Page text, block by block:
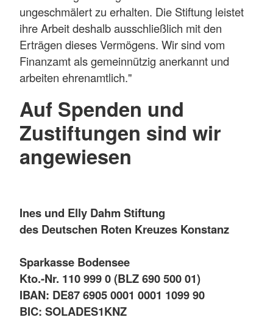
ungeschmälert zu erhalten. Die Stiftung leistet
ihre Arbeit deshalb ausschließlich mit den
Erträgen dieses Vermögens. Wir sind vom
Finanzamt als gemeinnützig anerkannt und
arbeiten ehrenamtlich."
Auf Spenden und
Zustiftungen sind wir
angewiesen
Ines und Elly Dahm Stiftung
des Deutschen Roten Kreuzes Konstanz
Sparkasse Bodensee
Kto.-Nr. 110 999 0 (BLZ 690 500 01)
IBAN: DE87 6905 0001 0001 1099 90
BIC: SOLADES1KNZ